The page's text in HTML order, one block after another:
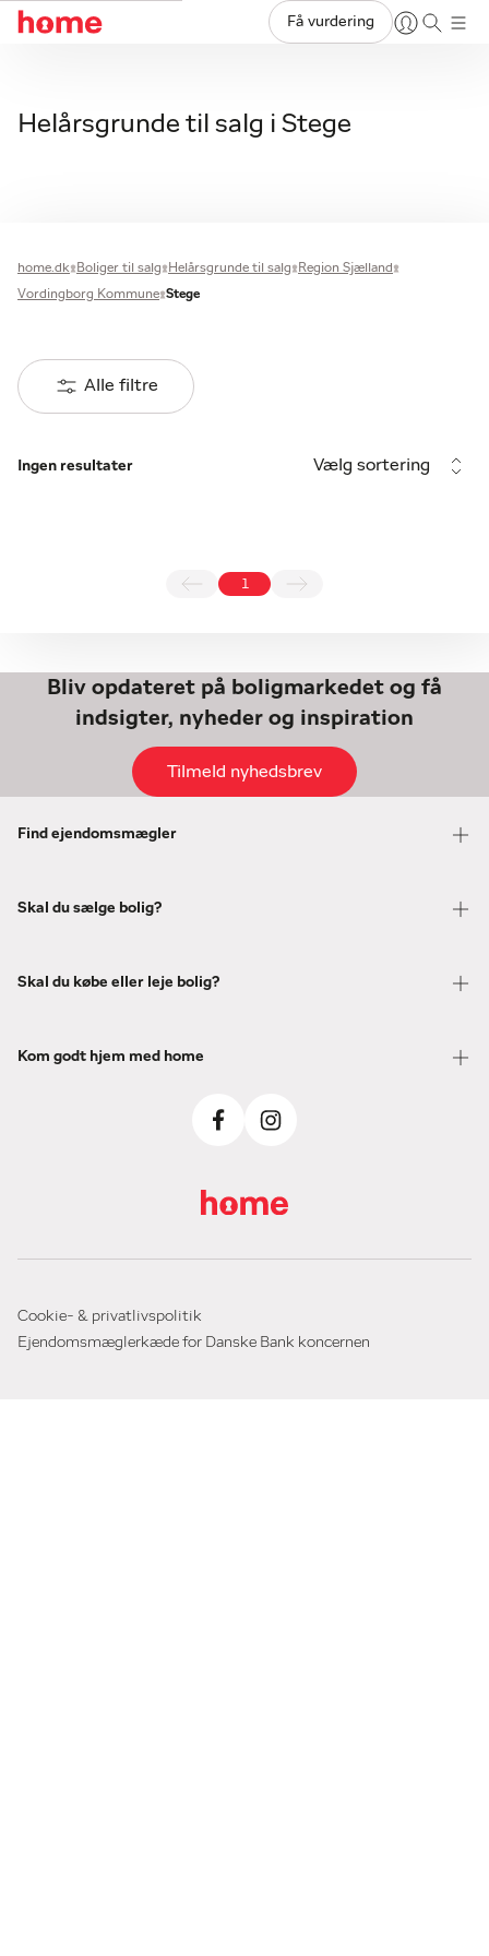
Få vurdering
Helårsgrunde til salg i Stege
home.dk Boliger til salg Helårsgrunde til salg
Region Sjælland
Vordingborg Kommune Stege
Alle filtre
Ingen resultater Vælg sortering
Bliv opdateret på boligmarkedet og få
indsigter, nyheder og inspiration
Tilmeld nyhedsbrev
Find ejendomsmægler
Skal du sælge bolig?
Skal du købe eller leje bolig?
Kom godt hjem med home
Cookie- & privatlivspolitik
Ejendomsmæglerkæde for Danske Bank koncernen